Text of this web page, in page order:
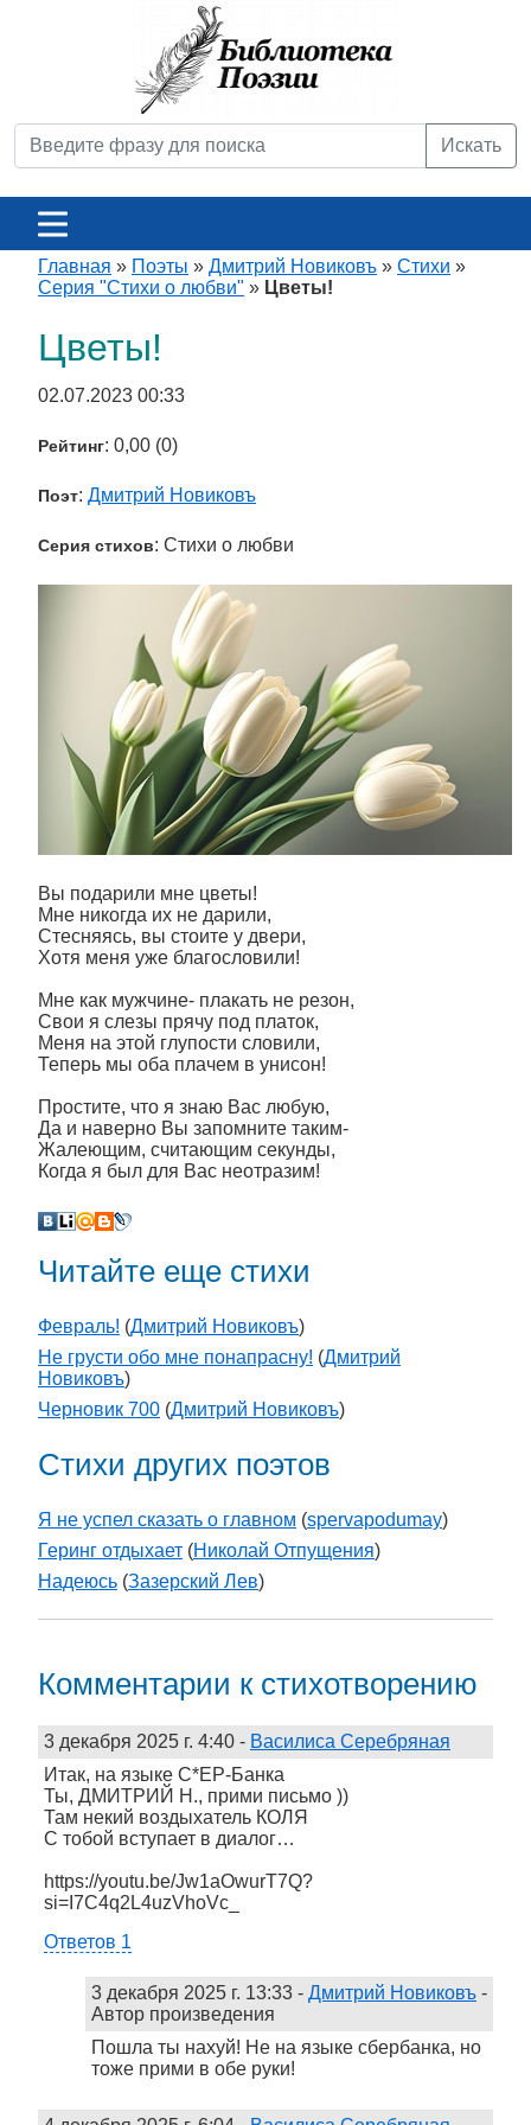
Искать
Главная » Поэты » Дмитрий Новиковъ » Стихи »
Серия "Стихи о любви" » Цветы!
Цветы!
02.07.2023 00:33
Рейтинг: 0,00 (0)
Поэт: Дмитрий Новиковъ
Серия стихов: Стихи о любви
­Вы подарили мне цветы!
Мне никогда их не дарили,
Стесняясь, вы стоите у двери,
Хотя меня уже благословили!
Мне как мужчине- плакать не резон,
Свои я слезы прячу под платок,
Меня на этой глупости словили,
Теперь мы оба плачем в унисон!
Простите, что я знаю Вас любую,
Да и наверно Вы запомните таким-
Жалеющим, считающим секунды,
Когда я был для Вас неотразим!
Читайте еще стихи
Февраль! (Дмитрий Новиковъ)
Не грусти обо мне понапрасну! (Дмитрий
Новиковъ)
Черновик 700 (Дмитрий Новиковъ)
Стихи других поэтов
Я не успел сказать о главном (spervapodumay)
Геринг отдыхает (Николай Отпущения)
Надеюсь (Зазерский Лев)
Комментарии к стихотворению
3 декабря 2025 г. 4:40 - Василиса Серебряная
Итак, на языке С*ЕР-Банка
Ты, ДМИТРИЙ Н., прими письмо ))
Там некий воздыхатель КОЛЯ
С тобой вступает в диалог…
https://youtu.be/Jw1aOwurT7Q?
si=I7C4q2L4uzVhoVc_
Ответов 1
3 декабря 2025 г. 13:33 - Дмитрий Новиковъ -
Автор произведения
Пошла ты нахуй! Не на языке сбербанка, но
тоже прими в обе руки!